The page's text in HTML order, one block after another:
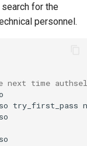
for the
personnel.
next time
try_first_pass